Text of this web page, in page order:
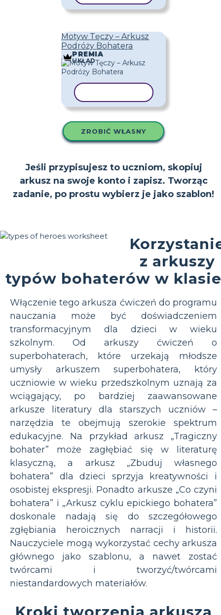
Motyw Tęczy – Arkusz
Podróży Bohatera
PREMIA
UKŁAD
ZROBIĆ WŁASNY
Jeśli przypisujesz to uczniom, skopiuj
arkusz na swoje konto i zapisz. Tworząc
zadanie, po prostu wybierz je jako szablon!
z arkuszy
typów bohaterów w klasie
Włączenie tego arkusza ćwiczeń do programu
nauczania może być doświadczeniem
transformacyjnym dla dzieci w wieku
szkolnym. Od arkuszy ćwiczeń o
superbohaterach, które urzekają młodsze
umysły arkuszem superbohatera, który
uczniowie w wieku przedszkolnym uznają za
wciągający, po bardziej zaawansowane
arkusze literatury dla starszych uczniów –
narzędzia te obejmują szerokie spektrum
edukacyjne. Na przykład arkusz „Tragiczny
bohater” może zagłębiać się w literaturę
klasyczną, a arkusz „Zbuduj własnego
bohatera” dla dzieci sprzyja kreatywności i
osobistej ekspresji. Ponadto arkusze „Co czyni
bohatera” i „Arkusz cyklu epickiego bohatera”
doskonale nadają się do szczegółowego
zgłębiania heroicznych narracji i historii.
Nauczyciele mogą wykorzystać cechy arkusza
głównego jako szablonu, a nawet zostać
twórcami i tworzyć/twórcami
niestandardowych materiałów.